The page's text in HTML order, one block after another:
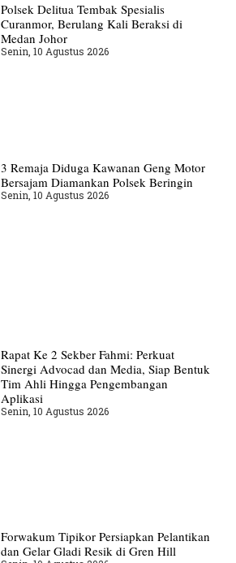
Polsek Delitua Tembak Spesialis
Curanmor, Berulang Kali Beraksi di
Medan Johor
Senin, 10 Agustus 2026
3 Remaja Diduga Kawanan Geng Motor
Bersajam Diamankan Polsek Beringin
Senin, 10 Agustus 2026
Rapat Ke 2 Sekber Fahmi: Perkuat
Sinergi Advocad dan Media, Siap Bentuk
Tim Ahli Hingga Pengembangan
Aplikasi
Senin, 10 Agustus 2026
Forwakum Tipikor Persiapkan Pelantikan
dan Gelar Gladi Resik di Gren Hill